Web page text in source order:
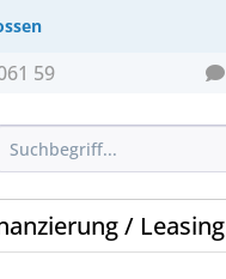
59
/ Leasing